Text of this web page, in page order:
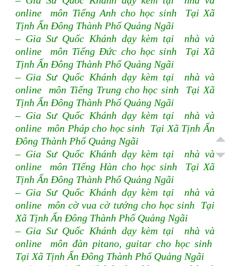
online môn Tiếng Anh cho học sinh Tại Xã
Tịnh Ấn Đông Thành Phố Quảng Ngãi
– Gia Sư Quốc Khánh dạy kèm tại nhà và
online môn Tiếng Đức cho học sinh Tại Xã
Tịnh Ấn Đông Thành Phố Quảng Ngãi
– Gia Sư Quốc Khánh dạy kèm tại nhà và
online môn Tiếng Trung cho học sinh Tại Xã
Tịnh Ấn Đông Thành Phố Quảng Ngãi
– Gia Sư Quốc Khánh dạy kèm tại nhà và
online môn Pháp cho học sinh Tại Xã Tịnh Ấn
Đông Thành Phố Quảng Ngãi
– Gia Sư Quốc Khánh dạy kèm tại nhà và
online môn TIếng Hàn cho học sinh Tại Xã
Tịnh Ấn Đông Thành Phố Quảng Ngãi
– Gia Sư Quốc Khánh dạy kèm tại nhà và
online môn cờ vua cờ tướng cho học sinh Tại
Xã Tịnh Ấn Đông Thành Phố Quảng Ngãi
– Gia Sư Quốc Khánh dạy kèm tại nhà và
online môn đàn pitano, guitar cho học sinh
Tại Xã Tịnh Ấn Đông Thành Phố Quảng Ngãi